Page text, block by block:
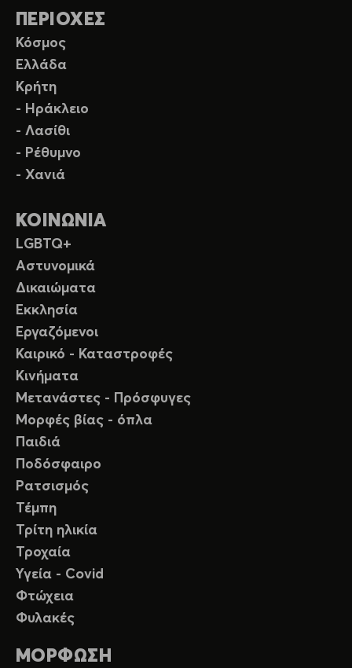
ΠΕΡΙΟΧΕΣ
Κόσμος
Ελλάδα
Κρήτη
- Ηράκλειο
- Λασίθι
- Ρέθυμνο
- Χανιά
ΚΟΙΝΩΝΙΑ
LGBTQ+
Αστυνομικά
Δικαιώματα
Εκκλησία
Εργαζόμενοι
Καιρικό - Καταστροφές
Κινήματα
Μετανάστες - Πρόσφυγες
Μορφές βίας - όπλα
Παιδιά
Ποδόσφαιρο
Ρατσισμός
Τέμπη
Τρίτη ηλικία
Τροχαία
Υγεία - Covid
Φτώχεια
Φυλακές
ΜΟΡΦΩΣΗ